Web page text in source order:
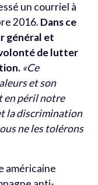
un courriel à
2016. Dans ce
général et
de lutter
«Ce
et son
en péril notre
la discrimination
ne les tolérons
américaine